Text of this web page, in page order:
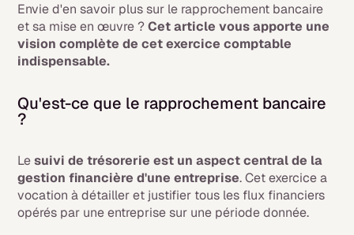
Envie d'en savoir plus sur le rapprochement bancaire
et sa mise en œuvre ?Cet article vous apporte une
vision complète de cet exercice comptable
indispensable.
Qu'est-ce que le rapprochement bancaire
?
Lesuivi de trésorerie est un aspect central de la
gestion financière d'une entreprise. Cet exercice a
vocation à détailler et justifier tous les flux financiers
opérés par une entreprise sur une période donnée.